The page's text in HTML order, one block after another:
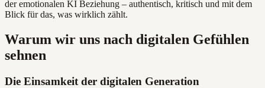
der emotionalen KI Beziehung – authentisch, kritisch und mit dem
Blick für das, was wirklich zählt.
Warum wir uns nach digitalen Gefühlen
sehnen
Die Einsamkeit der digitalen Generation